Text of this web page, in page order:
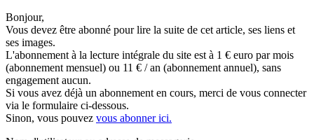
Bonjour,
Vous devez être abonné pour lire la suite de cet article, ses liens et
ses images.
L'abonnement à la lecture intégrale du site est à 1 € euro par mois
(abonnement mensuel) ou 11 € / an (abonnement annuel), sans
engagement aucun.
Si vous avez déjà un abonnement en cours, merci de vous connecter
via le formulaire ci-dessous.
Sinon, vous pouvez vous abonner ici.